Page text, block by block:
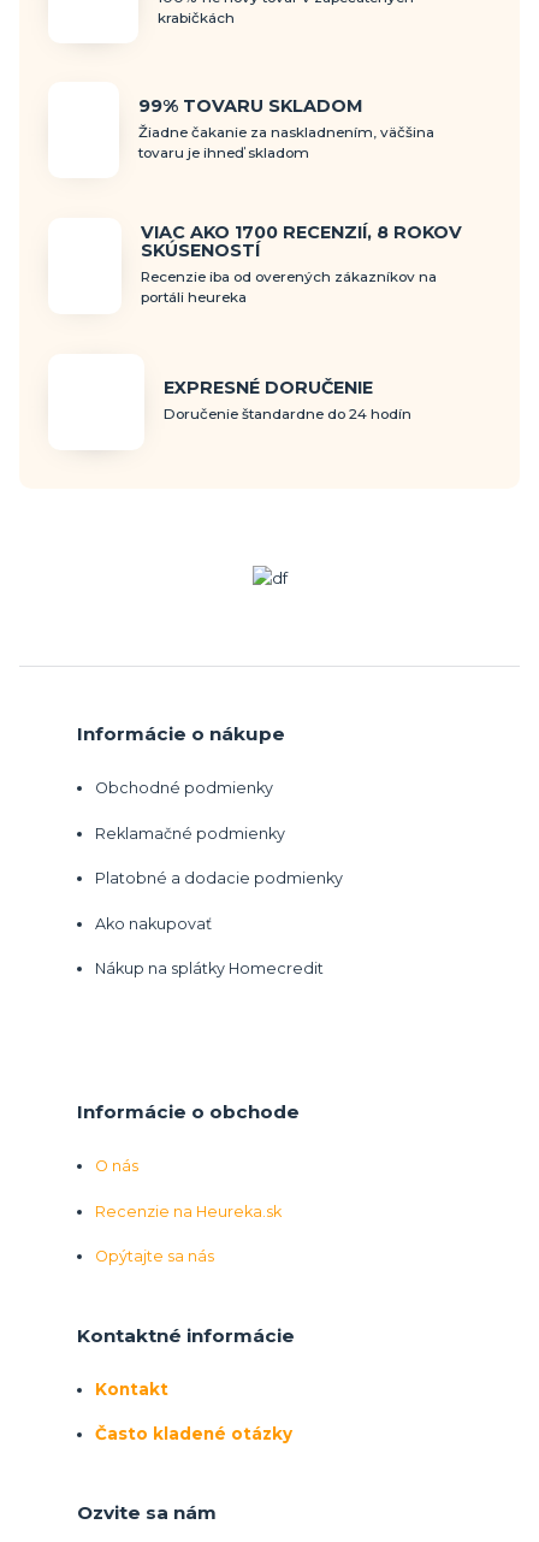
krabičkách
99% TOVARU SKLADOM
Žiadne čakanie za naskladnením, väčšina
tovaru je ihneď skladom
VIAC AKO 1700 RECENZIÍ, 8 ROKOV
SKÚSENOSTÍ
Recenzie iba od overených zákazníkov na
portáli heureka
EXPRESNÉ DORUČENIE
Doručenie štandardne do 24 hodín
Informácie o nákupe
Obchodné podmienky
Reklamačné podmienky
Platobné a dodacie podmienky
Ako nakupovať
Nákup na splátky Homecredit
Informácie o obchode
O nás
Recenzie na Heureka.sk
Opýtajte sa nás
Kontaktné informácie
Kontakt
Často kladené otázky
Ozvite sa nám